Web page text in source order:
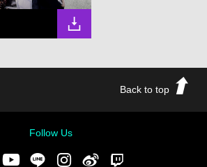
Back to top
Follow Us
FacebookYoutubeLINE Instgram新浪微博